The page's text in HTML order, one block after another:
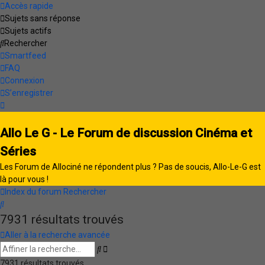
Accès rapide
Sujets sans réponse
Sujets actifs
Rechercher
Smartfeed
FAQ
Connexion
S’enregistrer
Allo Le G - Le Forum de discussion Cinéma et
Séries
Les Forum de Allociné ne répondent plus ? Pas de soucis, Allo-Le-G est
là pour vous !
Index du forum Rechercher
Rechercher
7931 résultats trouvés
Aller à la recherche avancée
Rechercher